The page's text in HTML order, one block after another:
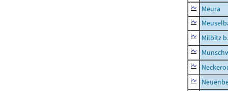
Meura
Milbitz